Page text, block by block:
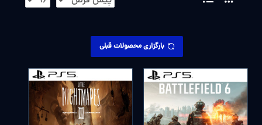
بارگزاری محصولات قبلی